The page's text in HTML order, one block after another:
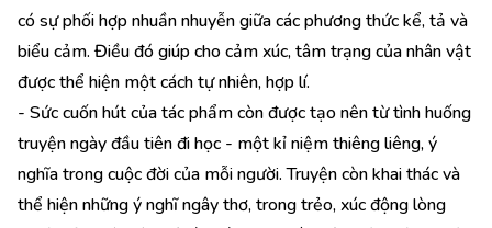
có sự phối hợp nhuần nhuyễn giữa các phương thức kể, tả và
biểu cảm. Điều đó giúp cho cảm xúc, tâm trạng của nhân vật
được thể hiện một cách tự nhiên, hợp lí.
- Sức cuốn hút của tác phẩm còn được tạo nên từ tình huống
truyện ngày đầu tiên đi học - một kỉ niệm thiêng liêng, ý
nghĩa trong cuộc đời của mỗi người. Truyện còn khai thác và
thể hiện những ý nghĩ ngây thơ, trong trẻo, xúc động lòng